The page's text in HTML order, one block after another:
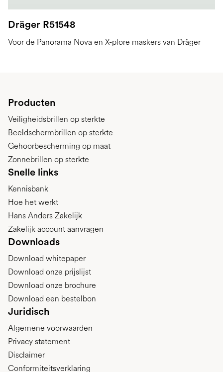
Dräger R51548
Voor de Panorama Nova en X-plore maskers van Dräger
Producten
Veiligheidsbrillen op sterkte
Beeldschermbrillen op sterkte
Gehoorbescherming op maat
Zonnebrillen op sterkte
Snelle links
Kennisbank
Hoe het werkt
Hans Anders Zakelijk
Zakelijk account aanvragen
Downloads
Download whitepaper
Download onze prijslijst
Download onze brochure
Download een bestelbon
Juridisch
Algemene voorwaarden
Privacy statement
Disclaimer
Conformiteitsverklaring